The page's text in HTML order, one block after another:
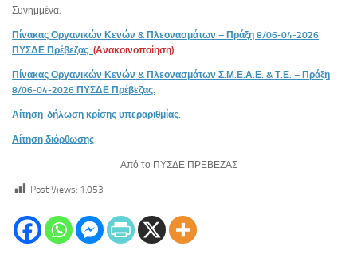
Συνημμένα:
Πίνακας Οργανικών Κενών & Πλεονασμάτων – Πράξη 8/06-04-2026
ΠΥΣΔΕ Πρέβεζας. (Ανακοινοποίηση)
Πίνακας Οργανικών Κενών & Πλεονασμάτων Σ.Μ.Ε.Α.Ε. & Τ.Ε. – Πράξη
8/06-04-2026 ΠΥΣΔΕ Πρέβεζας.
Αίτηση-δήλωση κρίσης υπεραριθμίας.
Αίτηση διόρθωσης
Από το ΠΥΣΔΕ ΠΡΕΒΕΖΑΣ
Post Views: 1.053